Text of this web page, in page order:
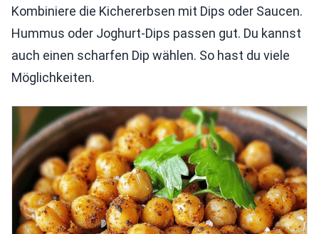
Kombiniere die Kichererbsen mit Dips oder Saucen.
Hummus oder Joghurt-Dips passen gut. Du kannst
auch einen scharfen Dip wählen. So hast du viele
Möglichkeiten.